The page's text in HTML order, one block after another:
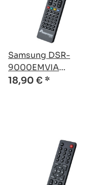
Samsung DSR-
9000EMVIA
kompatible Ersatz
18,90 € *